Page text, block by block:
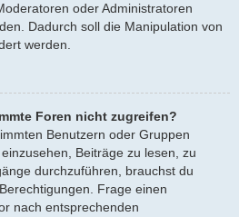
oder Administratoren
Dadurch soll die Manipulation von
werden.
Foren nicht zugreifen?
Benutzern oder Gruppen
Beiträge zu lesen, zu
durchzuführen, brauchst du
Frage einen
nach entsprechenden